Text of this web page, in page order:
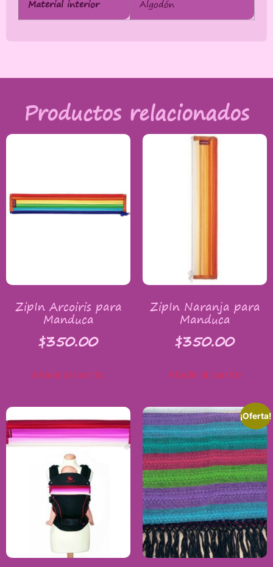
Material interior Algodón
Productos relacionados
ZipIn Arcoiris para
Manduca
$350.00
Añadir al carrito
ZipIn Naranja para
Manduca
$350.00
Añadir al carrito
¡Oferta!